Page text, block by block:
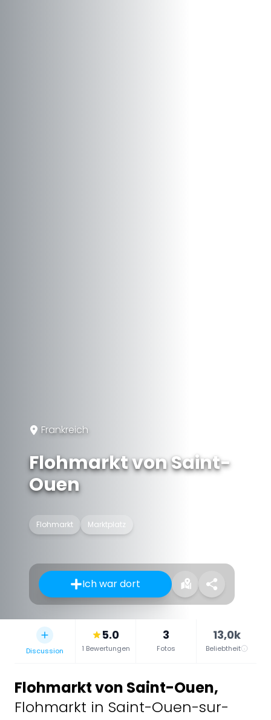
Frankreich
Flohmarkt von Saint-
Ouen
Flohmarkt Marktplatz
Ich war dort
Discussion
5.0
1 Bewertungen
3
Fotos
13,0k
Beliebtheit
Flohmarkt von Saint-Ouen,
Flohmarkt in Saint-Ouen-sur-